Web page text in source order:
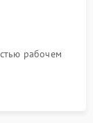
рабочем